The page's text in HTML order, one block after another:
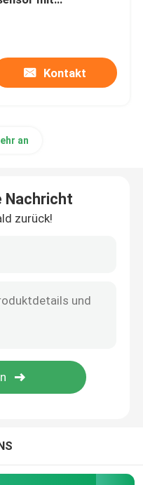
Flüssigkeitsflusses
Kontakt
an
Nachricht
zurück!